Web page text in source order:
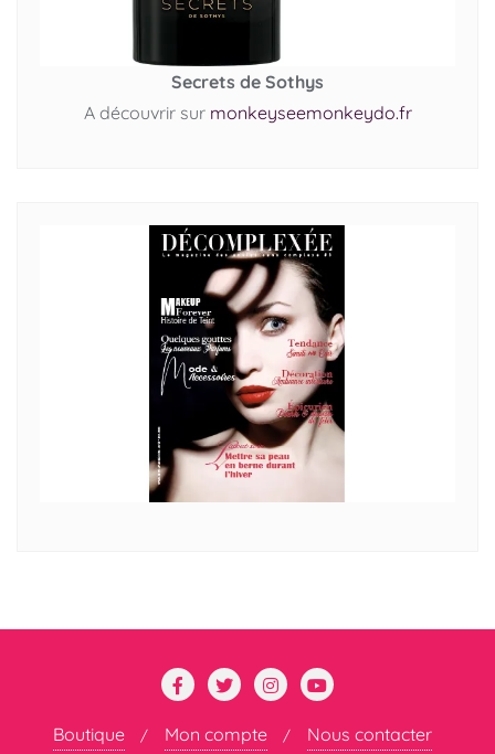
Secrets de Sothys
A découvrir sur monkeyseemonkeydo.fr
Boutique Mon compte Nous contacter